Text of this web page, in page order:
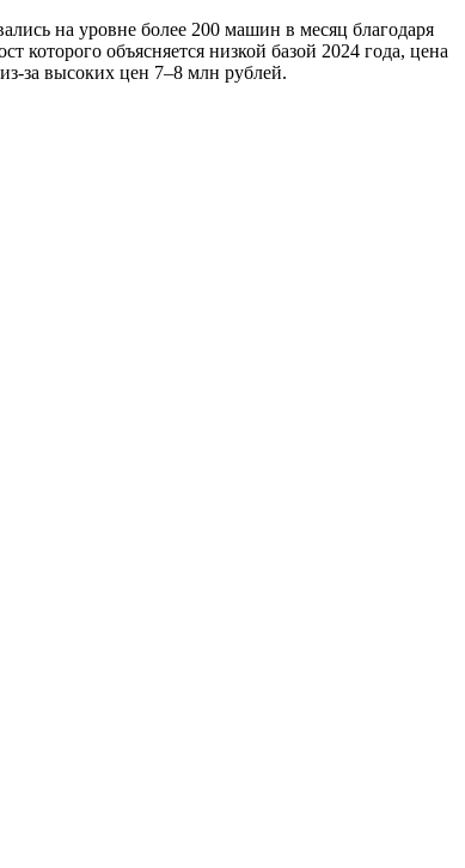
на уровне более 200 машин в месяц благодаря
которого объясняется низкой базой 2024 года, цена
за высоких цен 7–8 млн рублей.